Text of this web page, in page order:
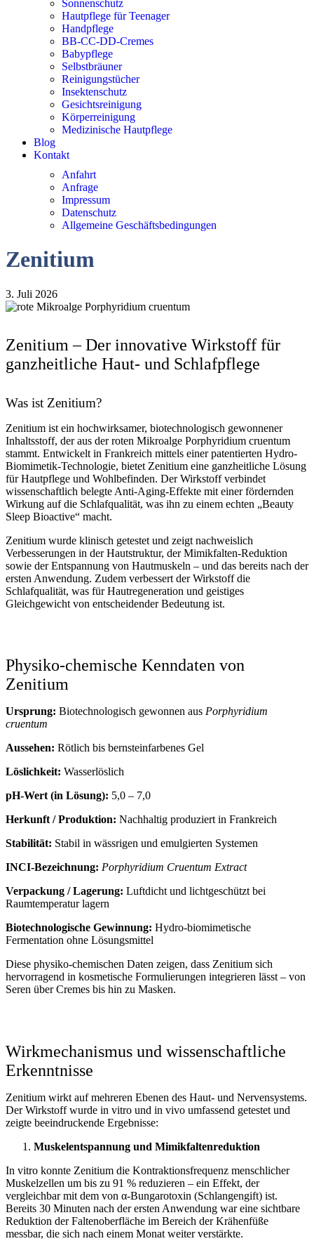
Sonnenschutz
Hautpflege für Teenager
Handpflege
BB-CC-DD-Cremes
Babypflege
Selbstbräuner
Reinigungstücher
Insektenschutz
Gesichtsreinigung
Körperreinigung
Medizinische Hautpflege
Blog
Kontakt
Anfahrt
Anfrage
Impressum
Datenschutz
Allgemeine Geschäftsbedingungen
Zenitium
3. Juli 2026
Zenitium – Der innovative Wirkstoff für
ganzheitliche Haut- und Schlafpflege
Was ist Zenitium?
Zenitium ist ein hochwirksamer, biotechnologisch gewonnener
Inhaltsstoff, der aus der roten Mikroalge Porphyridium cruentum
stammt. Entwickelt in Frankreich mittels einer patentierten Hydro-
Biomimetik-Technologie, bietet Zenitium eine ganzheitliche Lösung
für Hautpflege und Wohlbefinden. Der Wirkstoff verbindet
wissenschaftlich belegte Anti-Aging-Effekte mit einer fördernden
Wirkung auf die Schlafqualität, was ihn zu einem echten „Beauty
Sleep Bioactive“ macht.
Zenitium wurde klinisch getestet und zeigt nachweislich
Verbesserungen in der Hautstruktur, der Mimikfalten-Reduktion
sowie der Entspannung von Hautmuskeln – und das bereits nach der
ersten Anwendung. Zudem verbessert der Wirkstoff die
Schlafqualität, was für Hautregeneration und geistiges
Gleichgewicht von entscheidender Bedeutung ist.
Physiko-chemische Kenndaten von
Zenitium
Ursprung: Biotechnologisch gewonnen aus Porphyridium
cruentum
Aussehen: Rötlich bis bernsteinfarbenes Gel
Löslichkeit: Wasserlöslich
pH-Wert (in Lösung): 5,0 – 7,0
Herkunft / Produktion: Nachhaltig produziert in Frankreich
Stabilität: Stabil in wässrigen und emulgierten Systemen
INCI-Bezeichnung: Porphyridium Cruentum Extract
Verpackung / Lagerung: Luftdicht und lichtgeschützt bei
Raumtemperatur lagern
Biotechnologische Gewinnung: Hydro-biomimetische
Fermentation ohne Lösungsmittel
Diese physiko-chemischen Daten zeigen, dass Zenitium sich
hervorragend in kosmetische Formulierungen integrieren lässt – von
Seren über Cremes bis hin zu Masken.
Wirkmechanismus und wissenschaftliche
Erkenntnisse
Zenitium wirkt auf mehreren Ebenen des Haut- und Nervensystems.
Der Wirkstoff wurde in vitro und in vivo umfassend getestet und
zeigte beeindruckende Ergebnisse:
Muskelentspannung und Mimikfaltenreduktion
In vitro konnte Zenitium die Kontraktionsfrequenz menschlicher
Muskelzellen um bis zu 91 % reduzieren – ein Effekt, der
vergleichbar mit dem von α-Bungarotoxin (Schlangengift) ist.
Bereits 30 Minuten nach der ersten Anwendung war eine sichtbare
Reduktion der Faltenoberfläche im Bereich der Krähenfüße
messbar, die sich nach einem Monat weiter verstärkte.